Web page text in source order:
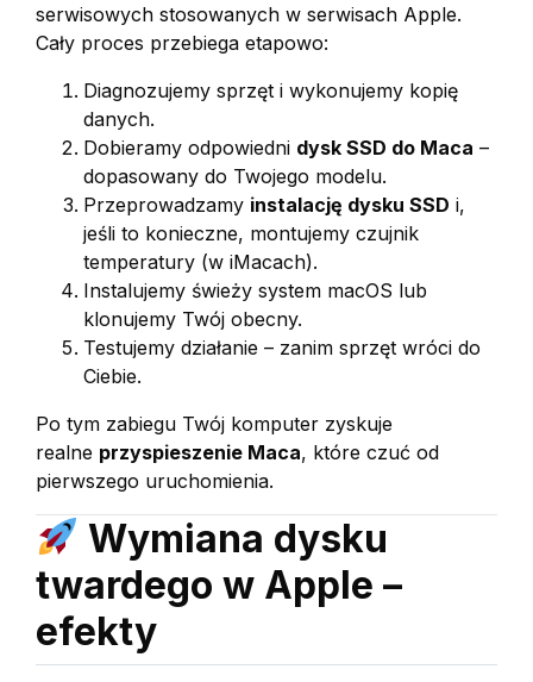
serwisowych stosowanych w serwisach Apple.
Cały proces przebiega etapowo:
Diagnozujemy sprzęt i wykonujemy kopię
danych.
Dobieramy odpowiedni dysk SSD do Maca –
dopasowany do Twojego modelu.
Przeprowadzamy instalację dysku SSD i,
jeśli to konieczne, montujemy czujnik
temperatury (w iMacach).
Instalujemy świeży system macOS lub
klonujemy Twój obecny.
Testujemy działanie – zanim sprzęt wróci do
Ciebie.
Po tym zabiegu Twój komputer zyskuje
realne przyspieszenie Maca, które czuć od
pierwszego uruchomienia.
Wymiana dysku
twardego w Apple –
efekty